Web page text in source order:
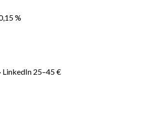
%
LinkedIn 25–45 €